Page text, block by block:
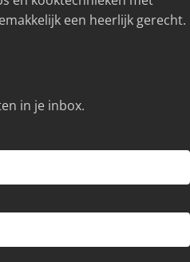
een heerlijk gerecht.
in je inbox.